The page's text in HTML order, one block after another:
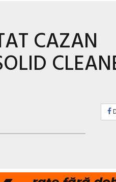
CAZAN